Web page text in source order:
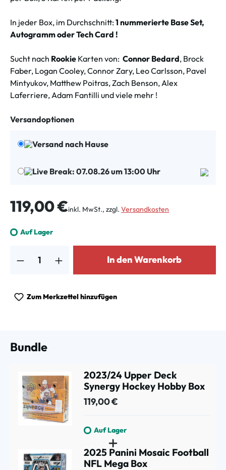
In jeder Box, im Durchschnitt:1 nummerierte Base Set,
Autogramm oder Tech Card !
Sucht nach Rookie Karten von: Connor Bedard, Brock
Faber, Logan Cooley, Connor Zary, Leo Carlsson, Pavel
Mintyukov, Matthew Poitras, Zach Benson, Alex
Laferriere, Adam Fantilli und viele mehr !
Versandoptionen
Versand nach Hause
Live Break: 07.08.26 um 13:00 Uhr
Regulärer Preis:
119,00 €inkl. MwSt., zzgl. Versandkosten
Auf Lager
In den Warenkorb
Zum Merkzettel hinzufügen
Bundle
2023/24 Upper Deck
Synergy Hockey Hobby Box
119,00 €
Auf Lager
2025 Panini Mosaic Football
NFL Mega Box